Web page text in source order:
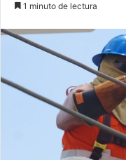
1 minuto de lectura